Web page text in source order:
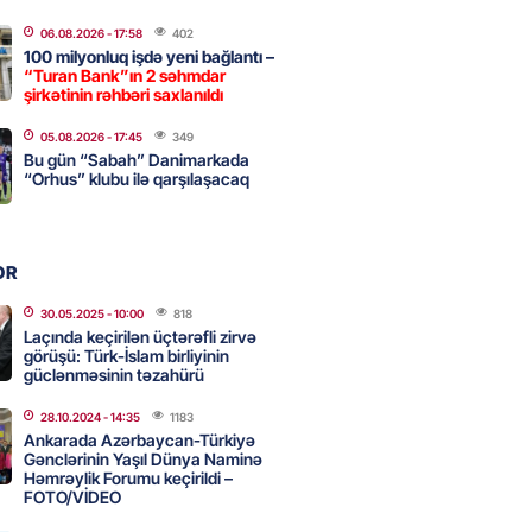
- 10:22 338
nişanında mediaya hücum
VİDEO
- 09:11 176
cərrahiyyə təhlükəsi:
Hospital”da sertifikatsız
06.08.2026- 17:58 402
100 milyonluq işdə yeni bağlantı –
“Turan Bank”ın 2 səhmdar
şirkətinin rəhbəri saxlanıldı
05.08.2026- 17:45 349
Bu gün “Sabah” Danimarkada
“Orhus” klubu ilə qarşılaşacaq
30.05.2025- 10:00 818
Laçında keçirilən üçtərəfli zirvə
görüşü: Türk-İslam birliyinin
güclənməsinin təzahürü
28.10.2024- 14:35 1183
Ankarada Azərbaycan-Türkiyə
Gənclərinin Yaşıl Dünya Naminə
Həmrəylik Forumu keçirildi –
FOTO/VİDEO